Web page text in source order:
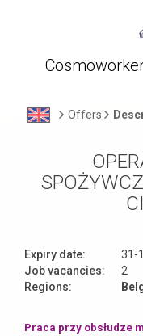
Offers
Expiry date:
31-
Job vacancies:
2
Regions:
Praca przy obsłudze